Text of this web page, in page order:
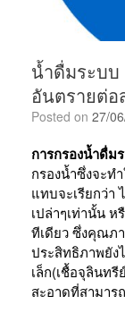
น้ำดื่มระบบ
อันตรายต่
Posted on 27/
การกรองน้ำดื่ม
กรองน้ำซึ่งจะท
แทบจะเรียกว่า
เปล่าๆเท่านั้น
ทีเดียว ซึ่งคุณภ
ประสิทธิภาพยัง
เล็ก(เชื้อจุลินท
สะอาดที่สามาร